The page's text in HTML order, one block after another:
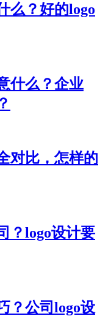
么？好的logo
什么？企业
对比，怎样的
？logo设计要
？公司logo设